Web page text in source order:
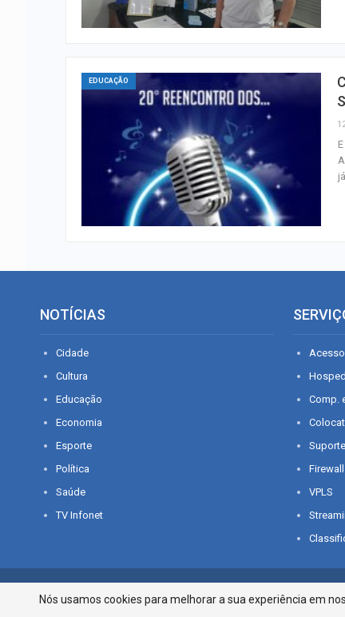
EDUCAÇÃO
NOTÍCIAS
Cidade
Cultura
Educação
Economia
Esporte
Política
Saúde
TV Infonet
Comp.
Firewall
VPLS
© 2026 - O que é notícia em Sergipe. Todos os direitos reservados.
Nós usamos cookies para melhorar a sua experiência em